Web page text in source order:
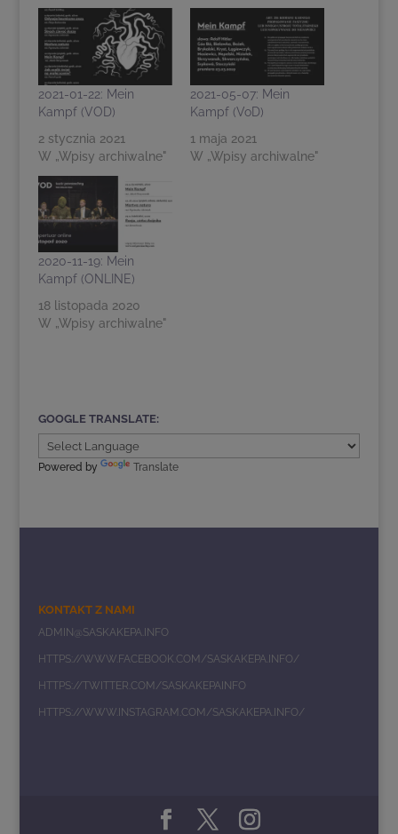
2021-01-22: Mein
Kampf (VOD)
2 stycznia 2021
W „Wpisy archiwalne"
2021-05-07: Mein
Kampf (VoD)
1 maja 2021
W „Wpisy archiwalne"
2020-11-19: Mein
Kampf (ONLINE)
18 listopada 2020
W „Wpisy archiwalne"
GOOGLE TRANSLATE:
Powered by Translate
KONTAKT Z NAMI
ADMIN@SASKAKEPA.INFO
HTTPS://WWW.FACEBOOK.COM/SASKAKEPA.INFO/
HTTPS://TWITTER.COM/SASKAKEPAINFO
HTTPS://WWW.INSTAGRAM.COM/SASKAKEPA.INFO/